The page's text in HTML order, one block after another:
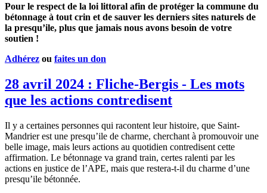
Pour le respect de la loi littoral afin de protéger la commune du
bétonnage à tout crin et de sauver les derniers sites naturels de
la presqu’ile, plus que jamais nous avons besoin de votre
soutien !
Adhérez ou faites un don
28 avril 2024 : Fliche-Bergis - Les mots
que les actions contredisent
Il y a certaines personnes qui racontent leur histoire, que Saint-
Mandrier est une presqu’ile de charme, cherchant à promouvoir une
belle image, mais leurs actions au quotidien contredisent cette
affirmation. Le bétonnage va grand train, certes ralenti par les
actions en justice de l’APE, mais que restera-t-il du charme d’une
presqu’ile bétonnée.